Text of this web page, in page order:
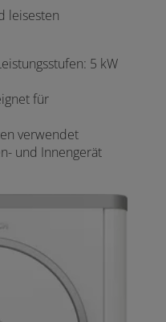
leisesten
5 kW
für
verwendet
und Innengerät